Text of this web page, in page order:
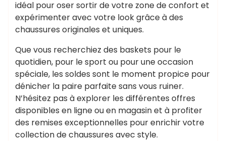
idéal pour oser sortir de votre zone de confort et
expérimenter avec votre look grâce à des
chaussures originales et uniques.
Que vous recherchiez des baskets pour le
quotidien, pour le sport ou pour une occasion
spéciale, les soldes sont le moment propice pour
dénicher la paire parfaite sans vous ruiner.
N’hésitez pas à explorer les différentes offres
disponibles en ligne ou en magasin et à profiter
des remises exceptionnelles pour enrichir votre
collection de chaussures avec style.